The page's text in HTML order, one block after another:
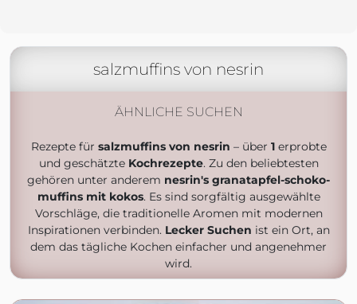
salzmuffins von nesrin
ÄHNLICHE SUCHEN
Rezepte für salzmuffins von nesrin – über 1erprobte
und geschätzte Kochrezepte. Zu den beliebtesten
gehören unter anderem nesrin's granatapfel-schoko-
muffins mit kokos. Es sind sorgfältig ausgewählte
Vorschläge, die traditionelle Aromen mit modernen
Inspirationen verbinden. Lecker Suchen ist ein Ort, an
dem das tägliche Kochen einfacher und angenehmer
wird.